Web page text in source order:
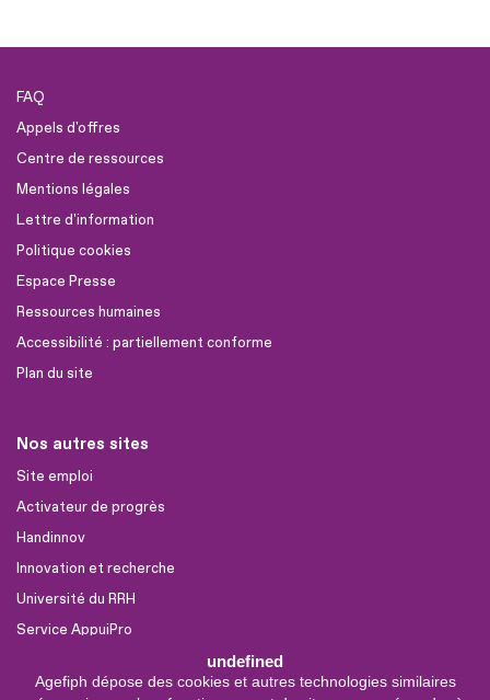
undefined
Agefiph dépose des cookies et autres technologies similaires
FAQ
Appels d'offres
Centre de ressources
Mentions légales
Lettre d'information
Politique cookies
Espace Presse
Ressources humaines
Accessibilité : partiellement conforme
Plan du site
Nos autres sites
Site emploi
Activateur de progrès
Handinnov
Innovation et recherche
Université du RRH
Service AppuiPro
Nous suivre